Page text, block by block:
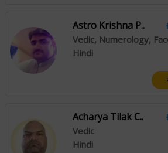
Astro Krishna P..
Hindi
Acharya Tilak C..
Vedic
Hindi